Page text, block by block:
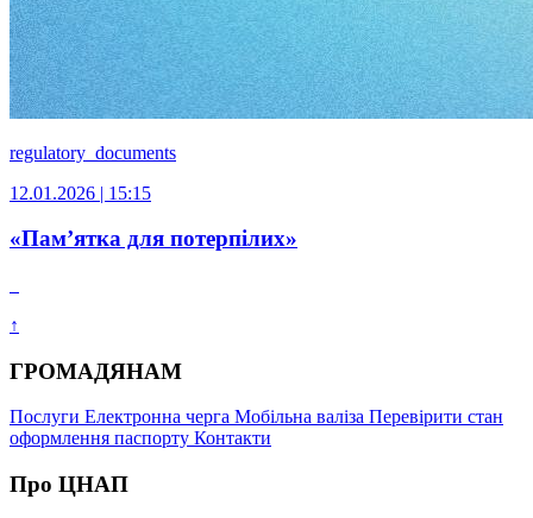
regulatory_documents
12.01.2026 | 15:15
«Пам’ятка для потерпілих»
↑
ГРОМАДЯНАМ
Послуги Електронна черга Мобільна валіза Перевірити стан
оформлення паспорту Контакти
Про ЦНАП